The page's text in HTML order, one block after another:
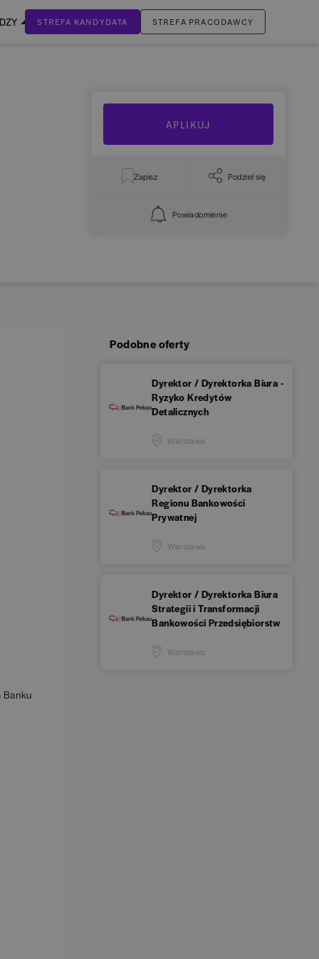
STREFA KANDYDATA STREFA PRACODAWCY
APLIKUJ
Zapisz Podziel się
Powiadomienie
Podobne oferty
Dyrektor / Dyrektorka Biura -
Ryzyko Kredytów
Detalicznych
Warszawa
Dyrektor / Dyrektorka
Regionu Bankowości
Prywatnej
Warszawa
Dyrektor / Dyrektorka Biura
Strategii i Transformacji
Bankowości Przedsiębiorstw
Warszawa